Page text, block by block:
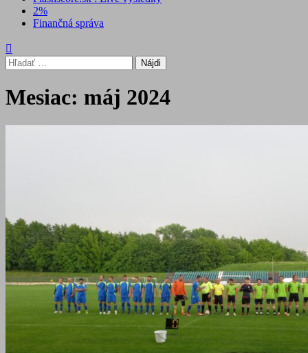
2%
Finančná správa
Hľadať:
Mesiac: máj 2024